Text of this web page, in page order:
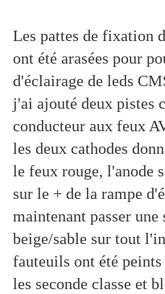
Les pattes de fixation
ont été arasées pour
d'éclairage de leds
j'ai ajouté deux pistes
conducteur aux feux
les deux cathodes
le feux rouge, l'anode
sur le + de la rampe
maintenant passer une
beige/sable sur tout
fauteuils ont été
les seconde classe et